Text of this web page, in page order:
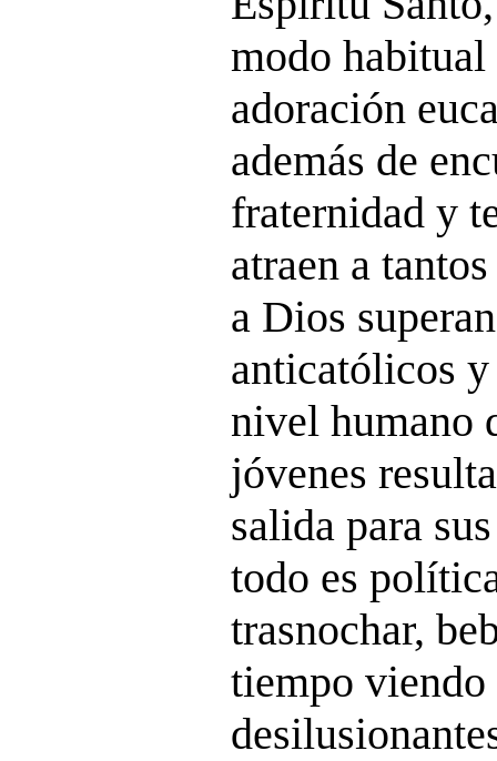
modo
adoración
además de
fraternidad y
atraen a
a Dios
anticatólicos
nivel humano
jóvenes
salida para
todo es
trasnochar,
tiempo viendo